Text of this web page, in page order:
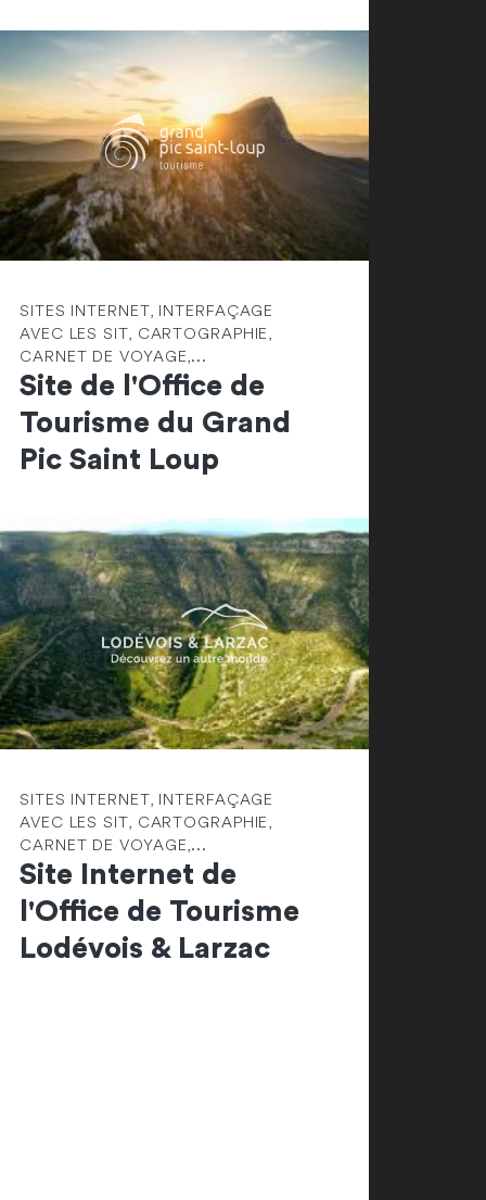
SITES INTERNET, INTERFAÇAGE
AVEC LES SIT, CARTOGRAPHIE,
CARNET DE VOYAGE,...
Site de l'Office de
Tourisme du Grand
Pic Saint Loup
SITES INTERNET, INTERFAÇAGE
AVEC LES SIT, CARTOGRAPHIE,
CARNET DE VOYAGE,...
Site Internet de
l'Office de Tourisme
Lodévois & Larzac